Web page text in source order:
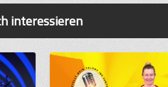
interessieren